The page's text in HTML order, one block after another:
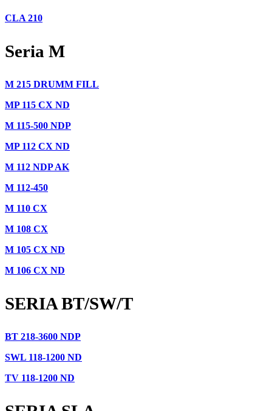
CLA 210
Seria M
M 215 DRUMM FILL
MP 115 CX ND
M 115-500 NDP
MP 112 CX ND
M 112 NDP AK
M 112-450
M 110 CX
M 108 CX
M 105 CX ND
M 106 CX ND
SERIA BT/SW/T
BT 218-3600 NDP
SWL 118-1200 ND
TV 118-1200 ND